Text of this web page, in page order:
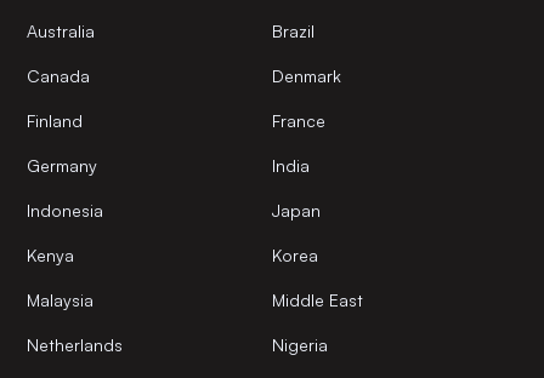
Australia Brazil
Canada Denmark
Finland France
Germany India
Indonesia Japan
Kenya Korea
Malaysia Middle East
Netherlands Nigeria